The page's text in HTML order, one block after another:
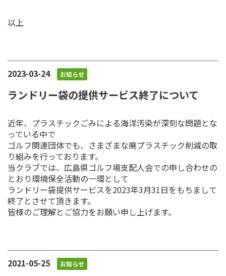
以上
2023-03-24 お知らせ
ランドリー袋の提供サービス終了について
近年、プラスチックごみによる海洋汚染が深刻な問題とな
っている中で
ゴルフ関連団体でも、さまざまな廃プラスチック削減の取
り組みを行っております。
当クラブでは、広島県ゴルフ場支配人会での申し合わせの
とおり環境保全活動の一環として
ランドリー袋提供サービスを2023年3月31日をもちまして
終了とさせて頂きます。
皆様のご理解とご協力をお願い申し上げます。
2021-05-25 お知らせ